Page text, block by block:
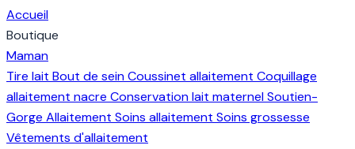
Accueil
Boutique
Maman
Tire lait Bout de seinCoussinet allaitement Coquillage
allaitement nacre Conservation lait maternelSoutien-
Gorge Allaitement Soins allaitement Soins grossesse
Vêtements d'allaitement